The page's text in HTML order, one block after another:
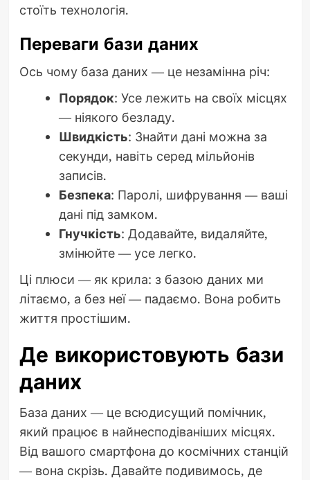
стоїть технологія.
Переваги бази даних
Ось чому база даних — це незамінна річ:
Порядок: Усе лежить на своїх місцях
— ніякого безладу.
Швидкість: Знайти дані можна за
секунди, навіть серед мільйонів
записів.
Безпека: Паролі, шифрування — ваші
дані під замком.
Гнучкість: Додавайте, видаляйте,
змінюйте — усе легко.
Ці плюси — як крила: з базою даних ми
літаємо, а без неї — падаємо. Вона робить
життя простішим.
Де використовують бази
даних
База даних — це всюдисущий помічник,
який працює в найнесподіваніших місцях.
Від вашого смартфона до космічних станцій
— вона скрізь. Давайте подивимось, де